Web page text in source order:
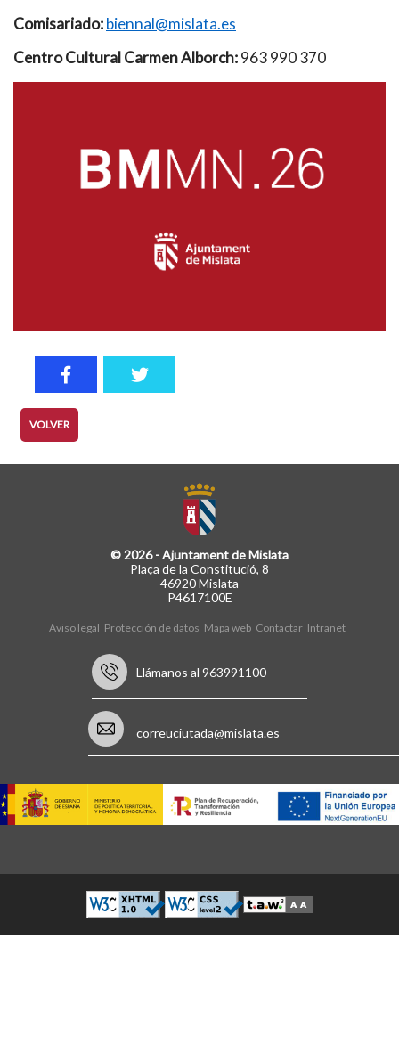
Comisariado:biennal@mislata.es
Centro Cultural Carmen Alborch:963 990 370
VOLVER
© 2026 - Ajuntament de Mislata
Plaça de la Constitució, 8
46920 Mislata
P4617100E
Aviso legal Protección de datos Mapa web Contactar Intranet
Llámanos al 963991100
correuciutada@mislata.es